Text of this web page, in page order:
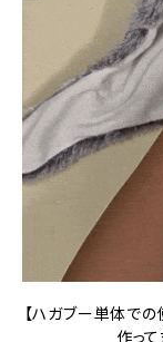
【ハガブー単体で
作っ